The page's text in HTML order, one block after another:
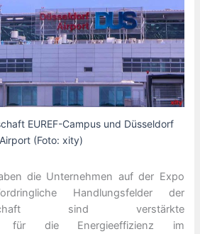
EUREF-Campus und Düsseldorf
Airport (Foto: xity)
die Unternehmen auf der Expo
Handlungsfelder der
sind verstärkte
für die Energieeffizienz im